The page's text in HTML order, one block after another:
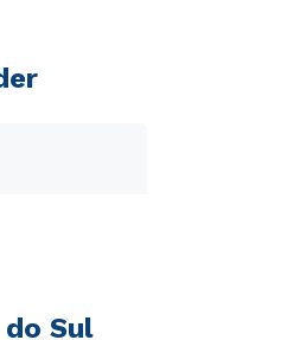
Sul